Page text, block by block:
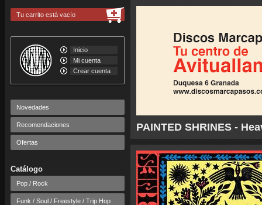
PAINTED SHRINES -
Tu carrito está vacío
Inicio
Mi cuenta
Crear cuenta
Novedades
Recomendaciones
Ofertas
Catálogo
Pop / Rock
Funk / Soul / Freestyle / Trip Hop